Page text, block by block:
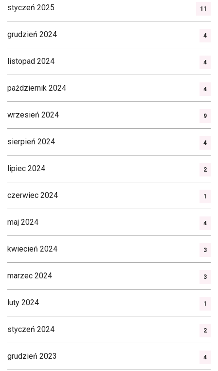
styczeń 2025 11
grudzień 2024 4
listopad 2024 4
październik 2024 4
wrzesień 2024 9
sierpień 2024 4
lipiec 2024 2
czerwiec 2024 1
maj 2024 4
kwiecień 2024 3
marzec 2024 3
luty 2024 1
styczeń 2024 2
grudzień 2023 4